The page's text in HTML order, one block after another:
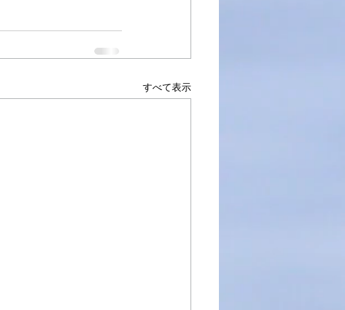
すべて表示